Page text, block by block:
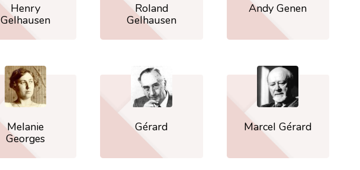
Henry
Gelhausen
Roland
Gelhausen
Andy Genen
Melanie
Georges
Gérard Marcel Gérard